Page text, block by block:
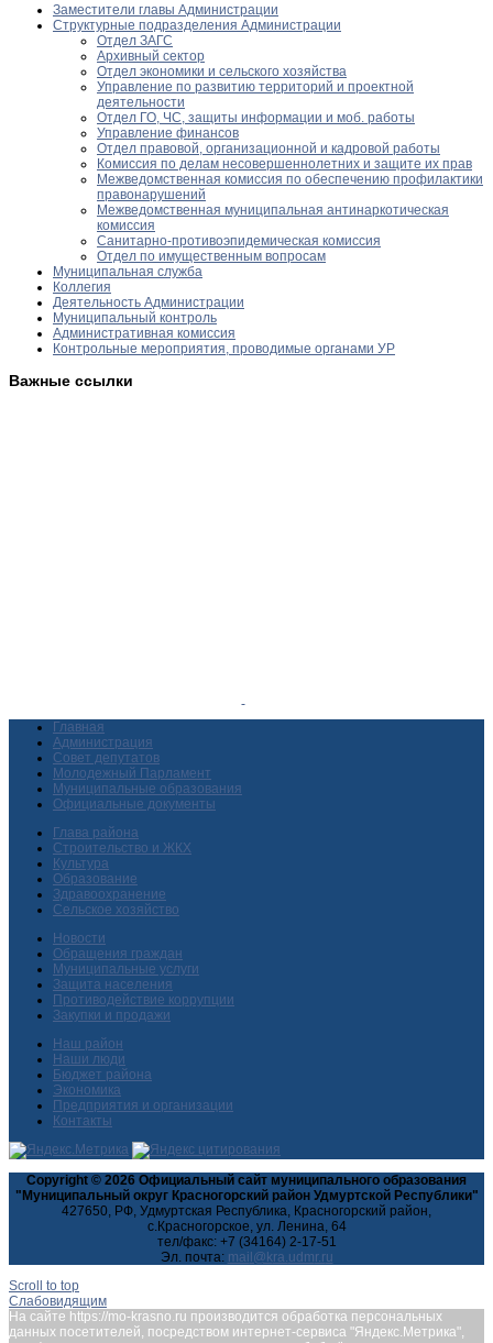
Заместители главы Администрации
Структурные подразделения Администрации
Отдел ЗАГС
Архивный сектор
Отдел экономики и сельского хозяйства
Управление по развитию территорий и проектной
деятельности
Отдел ГО, ЧС, защиты информации и моб. работы
Управление финансов
Отдел правовой, организационной и кадровой работы
Комиссия по делам несовершеннолетних и защите их прав
Межведомственная комиссия по обеспечению профилактики
правонарушений
Межведомственная муниципальная антинаркотическая
комиссия
Санитарно-противоэпидемическая комиссия
Отдел по имущественным вопросам
Муниципальная служба
Коллегия
Деятельность Администрации
Муниципальный контроль
Административная комиссия
Контрольные мероприятия, проводимые органами УР
Важные ссылки
Главная
Администрация
Совет депутатов
Молодежный Парламент
Муниципальные образования
Официальные документы
Глава района
Строительство и ЖКХ
Культура
Образование
Здравоохранение
Сельское хозяйство
Новости
Обращения граждан
Муниципальные услуги
Защита населения
Противодействие коррупции
Закупки и продажи
Наш район
Наши люди
Бюджет района
Экономика
Предприятия и организации
Контакты
Copyright © 2026 Официальный сайт муниципального образования
"Муниципальный округ Красногорский район Удмуртской Республики"
427650, РФ, Удмуртская Республика, Красногорский район,
с.Красногорское, ул. Ленина, 64
тел/факс: +7 (34164) 2-17-51
Эл. почта:
Scroll to top
Слабовидящим
На сайте https://mo-krasno.ru производится обработка персональных
данных посетителей, посредством интернет-сервиса "Яндекс.Метрика",